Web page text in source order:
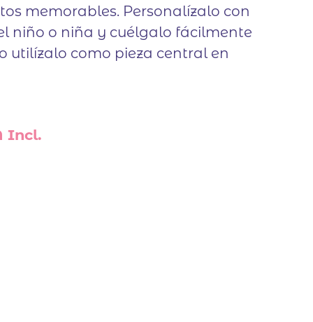
memorables. Personalízalo con
niño o niña y cuélgalo fácilmente
utilízalo como pieza central en
Incl.